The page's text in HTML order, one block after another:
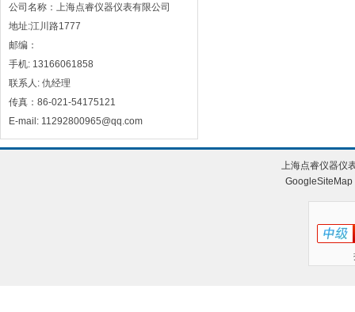
公司名称：上海点睿仪器仪表有限公司
地址:江川路1777
邮编：
手机: 13166061858
联系人: 仇经理
传真：86-021-54175121
E-mail: 11292800965@qq.com
上海点睿仪器仪
GoogleSiteMap